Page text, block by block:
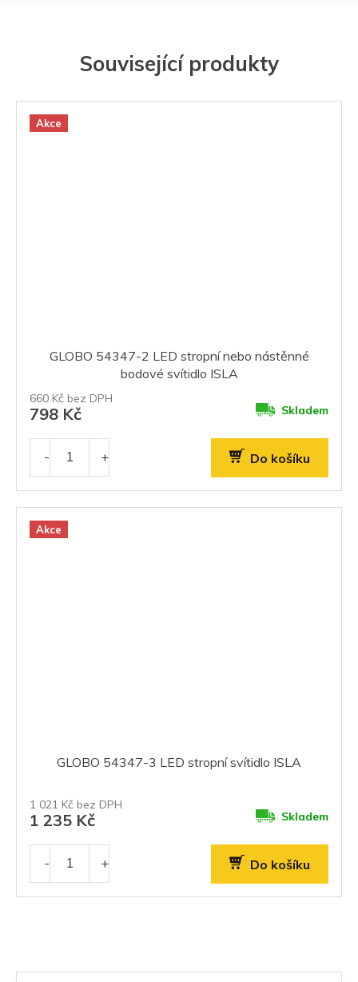
Související produkty
Akce
GLOBO 54347-2 LED stropní nebo nástěnné
bodové svítidlo ISLA
660 Kč bez DPH
798 Kč Skladem
Do košíku
Akce
GLOBO 54347-3 LED stropní svítidlo ISLA
1 021 Kč bez DPH
1 235 Kč Skladem
Do košíku